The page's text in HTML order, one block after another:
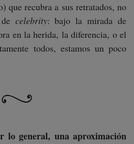
que recubra a sus retratados, no
celebrity: bajo la mirada de
en la herida, la diferencia, o el
todos, estamos un poco
lo general, una aproximación